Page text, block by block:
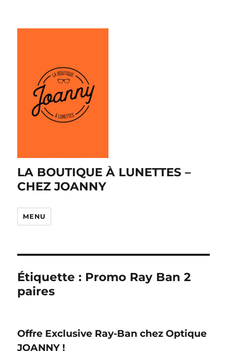
LA BOUTIQUE À LUNETTES –
CHEZ JOANNY
MENU
Étiquette : Promo Ray Ban 2
paires
Offre Exclusive Ray-Ban chez Optique
JOANNY !